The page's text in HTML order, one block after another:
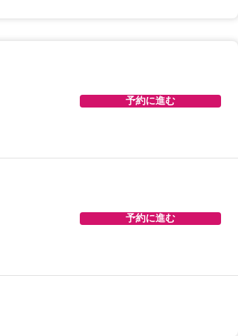
予約に進む
予約に進む